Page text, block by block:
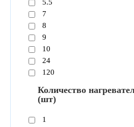
5.5
7
8
9
10
24
120
Количество
(шт)
1